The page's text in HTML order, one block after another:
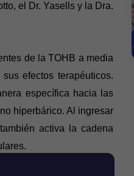
el Dr. Yasells y la Dra.
de la TOHB a media
efectos terapéuticos.
específica hacia las
hiperbárico. Al ingresar
activa la cadena